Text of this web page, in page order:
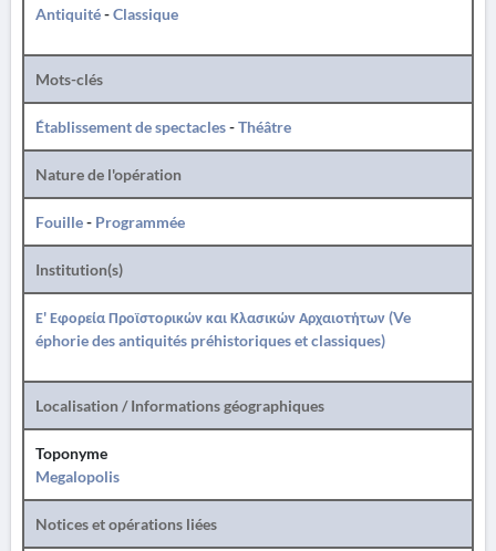
Antiquité-Classique
Mots-clés
Établissement de spectacles-Théâtre
Nature de l'opération
Fouille- Programmée
Institution(s)
Ε' Εφορεία Προϊστορικών και Κλασικών Αρχαιοτήτων (Ve
éphorie des antiquités préhistoriques et classiques)
Localisation / Informations géographiques
Toponyme
Megalopolis
Notices et opérations liées